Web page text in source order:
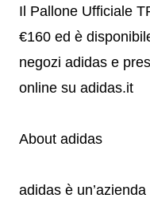
Il Pallone Ufficiale
€160 ed è
negozi adidas e
online su adidas.it
About adidas
adidas è